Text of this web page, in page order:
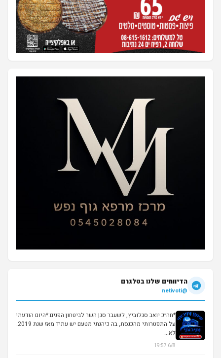
הדיווחים שלנו בטלגרם
@netivoti
*חה״כ יואב סגלוביץ, לשעבר סגן השר לביטחון הפנים:*היום הודעתי
על התפטרותי מהכנסת, בה כיהנתי מטעם יש עתיד מאז שנת 2019.
לא...
6/8 19:57